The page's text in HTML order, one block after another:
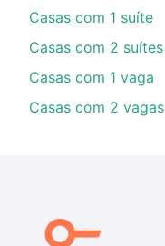
Casas com 1 suíte
Casas com 2 suítes
Casas com 1 vaga
Casas com 2 vagas